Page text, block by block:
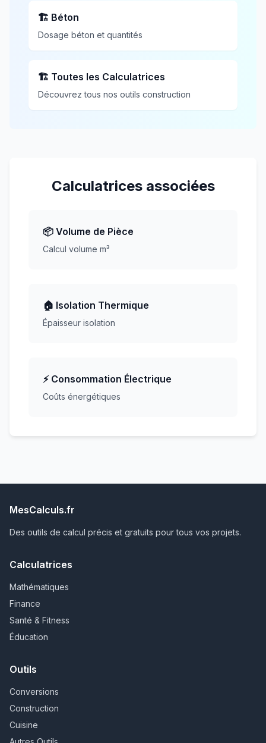
🏗️ Béton
Dosage béton et quantités
🏗️ Toutes les Calculatrices
Découvrez tous nos outils construction
Calculatrices associées
📦 Volume de Pièce
Calcul volume m³
🏠 Isolation Thermique
Épaisseur isolation
⚡ Consommation Électrique
Coûts énergétiques
MesCalculs.fr
Des outils de calcul précis et gratuits pour tous vos projets.
Calculatrices
Mathématiques
Finance
Santé & Fitness
Éducation
Outils
Conversions
Construction
Cuisine